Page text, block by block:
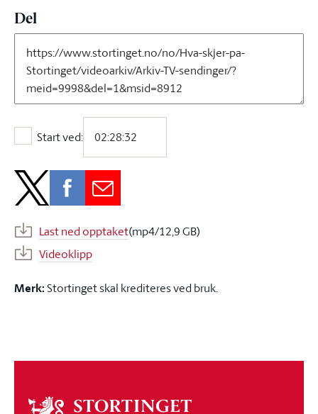
Del
Start ved:
Start ved:
Last ned opptaket(mp4/12,9 GB)
Videoklipp
Merk:Stortinget skal krediteres ved bruk.
Om